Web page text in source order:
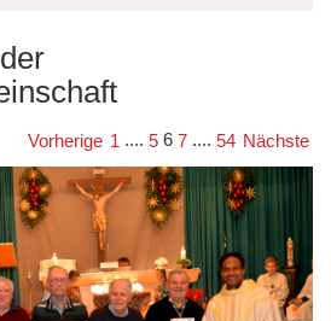
Vorherige 1 .... 5 6 7 .... 54 Nächste